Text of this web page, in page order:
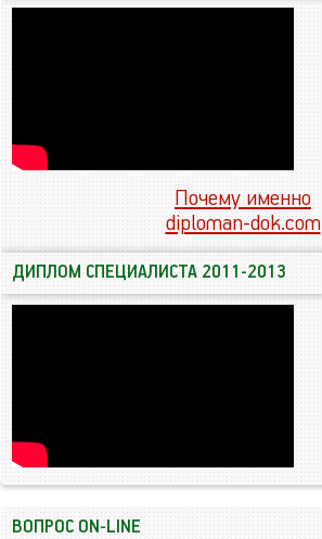
Почему именно
diploman-dok.com
ДИПЛОМ СПЕЦИАЛИСТА 2011-2013
ВОПРОС ON-LINE